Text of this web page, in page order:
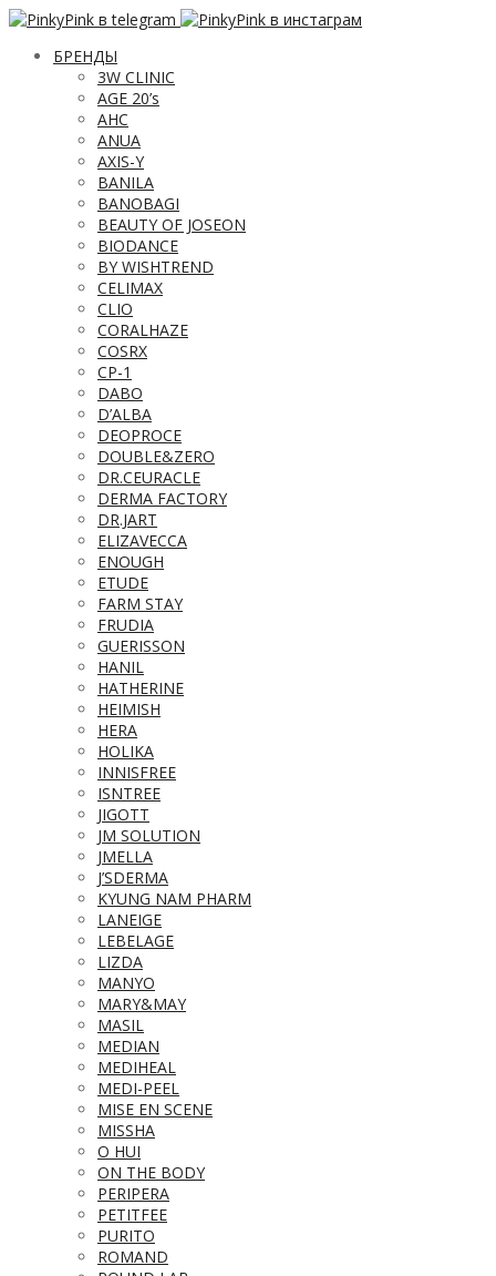
БРЕНДЫ
3W CLINIC
AGE 20’s
AHC
ANUA
AXIS-Y
BANILA
BANOBAGI
BEAUTY OF JOSEON
BIODANCE
BY WISHTREND
CELIMAX
CLIO
CORALHAZE
COSRX
CP-1
DABO
D’ALBA
DEOPROCE
DOUBLE&ZERO
DR.CEURACLE
DERMA FACTORY
DR.JART
ELIZAVECCA
ENOUGH
ETUDE
FARM STAY
FRUDIA
GUERISSON
HANIL
HATHERINE
HEIMISH
HERA
HOLIKA
INNISFREE
ISNTREE
JIGOTT
JM SOLUTION
JMELLA
J’SDERMA
KYUNG NAM PHARM
LANEIGE
LEBELAGE
LIZDA
MANYO
MARY&MAY
MASIL
MEDIAN
MEDIHEAL
MEDI-PEEL
MISE EN SCENE
MISSHA
O HUI
ON THE BODY
PERIPERA
PETITFEE
PURITO
ROMAND